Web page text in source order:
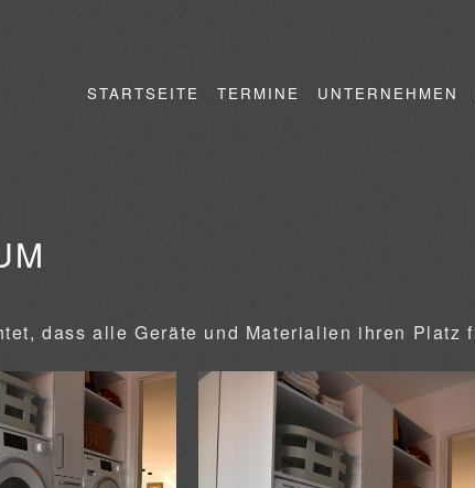
STARTSEITE TERMINE UNTERNEHMEN
dass alle Geräte und Materialien ihren Platz